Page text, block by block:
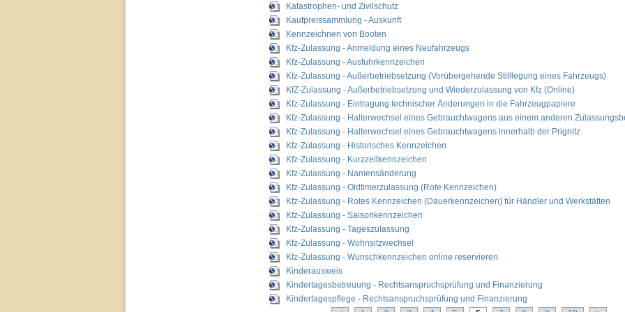
Katastrophen- und Zivilschutz
Kaufpreissammlung - Auskunft
Kennzeichnen von Booten
Kfz-Zulassung - Anmeldung eines Neufahrzeugs
Kfz-Zulassung - Ausfuhrkennzeichen
Kfz-Zulassung - Außerbetriebsetzung (Vorübergehende Stilllegung eines Fahrzeugs)
KfZ-Zulassung - Außerbetriebsetzung und Wiederzulassung von Kfz (Online)
Kfz-Zulassung - Eintragung technischer Änderungen in die Fahrzeugpapiere
Kfz-Zulassung - Halterwechsel eines Gebrauchtwagens aus einem anderen
Kfz-Zulassung - Halterwechsel eines Gebrauchtwagens innerhalb der Prignitz
Kfz-Zulassung - Historisches Kennzeichen
Kfz-Zulassung - Kurzzeitkennzeichen
Kfz-Zulassung - Namensänderung
Kfz-Zulassung - Oldtimerzulassung (Rote Kennzeichen)
Kfz-Zulassung - Rotes Kennzeichen (Dauerkennzeichen) für Händler und Werkstätten
Kfz-Zulassung - Saisonkennzeichen
Kfz-Zulassung - Tageszulassung
Kfz-Zulassung - Wohnsitzwechsel
Kfz-Zulassung - Wunschkennzeichen online reservieren
Kinderausweis
Kindertagesbetreuung - Rechtsanspruchsprüfung und Finanzierung
Kindertagespflege - Rechtsanspruchsprüfung und Finanzierung